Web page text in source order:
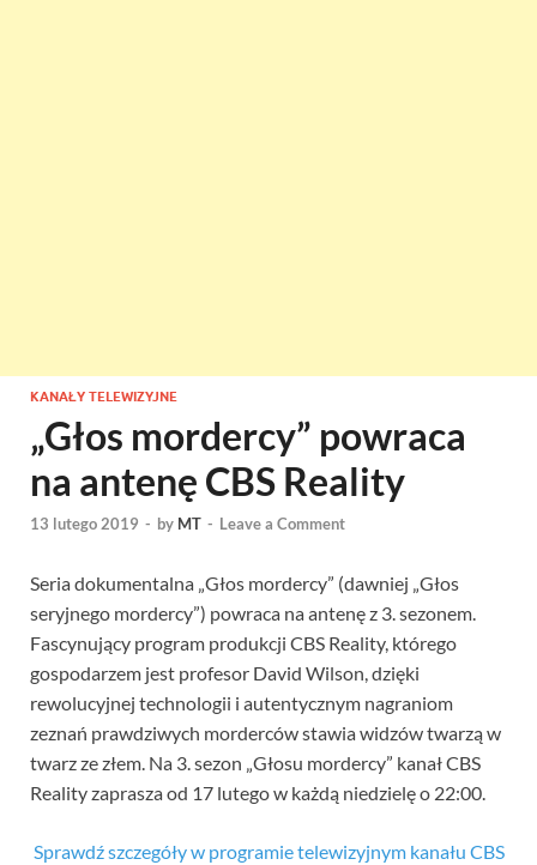
KANAŁY TELEWIZYJNE
„Głos mordercy” powraca
na antenę CBS Reality
13 lutego 2019 - by MT - Leave a Comment
Seria dokumentalna „Głos mordercy” (dawniej „Głos
seryjnego mordercy”) powraca na antenę z 3. sezonem.
Fascynujący program produkcji CBS Reality, którego
gospodarzem jest profesor David Wilson, dzięki
rewolucyjnej technologii i autentycznym nagraniom
zeznań prawdziwych morderców stawia widzów twarzą w
twarz ze złem. Na 3. sezon „Głosu mordercy” kanał CBS
Reality zaprasza od 17 lutego w każdą niedzielę o 22:00.
Sprawdź szczegóły w programie telewizyjnym kanału CBS